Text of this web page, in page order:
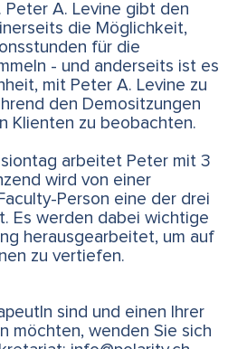
Peter A. Levine gibt den
die Möglichkeit,
für die
- und anderseits ist es
mit Peter A. Levine zu
den Demositzungen
Klienten zu beobachten.
arbeitet Peter mit 3
wird von einer
Person eine der drei
Es werden dabei wichtige
her­aus­ge­ar­bei­tet, um auf
zu vertiefen.
sind und einen Ihrer
möchten, wenden Sie sich